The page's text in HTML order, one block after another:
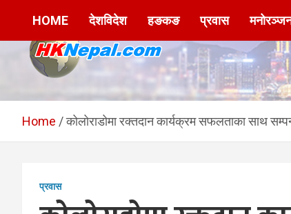
HKNepal.com –
हङकङबाट सञ्चालित
hknepal, hknepal.com, hk nepal, hk nepal com
HOME देशविदेश हङकङ प्रवास
Home कोलोराडोमा रक्तदान कार्यक्रम सफलताका साथ
प्रवास